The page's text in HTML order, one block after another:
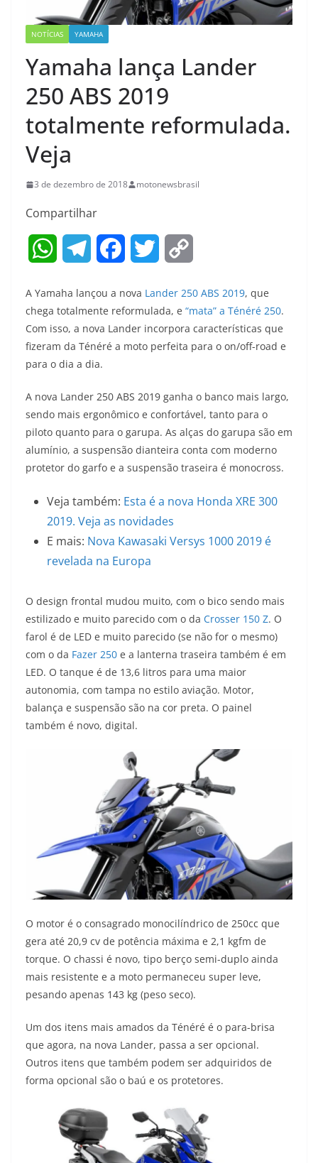
NOTÍCIAS YAMAHA
Yamaha lança Lander
250 ABS 2019
totalmente reformulada.
Veja
3 de dezembro de 2018 motonewsbrasil
Compartilhar
W
a
t
s
A
p
p
l
e
g
a
m
c
e
o
o
k
i
t
e
r
p
y
n
k
A Yamaha lançou a nova Lander 250 ABS 2019, que
chega totalmente reformulada, e “mata” a Ténéré 250.
Com isso, a nova Lander incorpora características que
fizeram da Ténéré a moto perfeita para o on/off-road e
para o dia a dia.
A nova Lander 250 ABS 2019 ganha o banco mais largo,
sendo mais ergonômico e confortável, tanto para o
piloto quanto para o garupa. As alças do garupa são em
alumínio, a suspensão dianteira conta com moderno
protetor do garfo e a suspensão traseira é monocross.
Veja também: Esta é a nova Honda XRE 300
2019. Veja as novidades
E mais: Nova Kawasaki Versys 1000 2019 é
revelada na Europa
O design frontal mudou muito, com o bico sendo mais
estilizado e muito parecido com o da Crosser 150 Z. O
farol é de LED e muito parecido (se não for o mesmo)
com o da Fazer 250 e a lanterna traseira também é em
LED. O tanque é de 13,6 litros para uma maior
autonomia, com tampa no estilo aviação. Motor,
balança e suspensão são na cor preta. O painel
também é novo, digital.
O motor é o consagrado monocilíndrico de 250cc que
gera até 20,9 cv de potência máxima e 2,1 kgfm de
torque. O chassi é novo, tipo berço semi-duplo ainda
mais resistente e a moto permaneceu super leve,
pesando apenas 143 kg (peso seco).
Um dos itens mais amados da Ténéré é o para-brisa
que agora, na nova Lander, passa a ser opcional.
Outros itens que também podem ser adquiridos de
forma opcional são o baú e os protetores.